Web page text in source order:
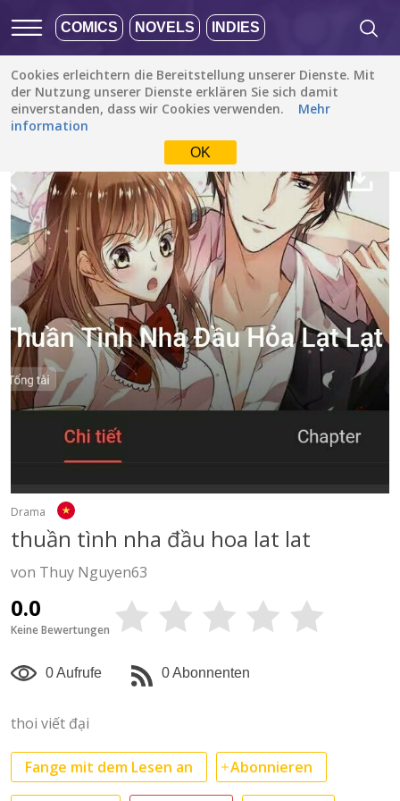
COMICS NOVELS INDIES
Cookies erleichtern die Bereitstellung unserer Dienste. Mit
der Nutzung unserer Dienste erklären Sie sich damit
einverstanden, dass wir Cookies verwenden.
Mehr
information
OK
Alle Stories / Drama / thuần tình nha đầu hoa lat lat
Drama
thuần tình nha đầu hoa lat lat
von Thuy Nguyen63
0.0
Keine Bewertungen
0 Aufrufe 0 Abonnenten
thoi viết đại
Fange mit dem Lesen an Abonnieren